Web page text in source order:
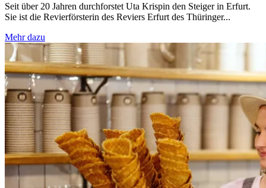
Seit über 20 Jahren durchforstet Uta Krispin den Steiger in Erfurt.
Sie ist die Revierförsterin des Reviers Erfurt des Thüringer...
Mehr dazu